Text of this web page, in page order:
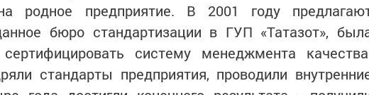
родное предприятие. В 2001 году
бюро стандартизации в ГУП «Татазот»,
систему менеджмента
стандарты предприятия, проводили